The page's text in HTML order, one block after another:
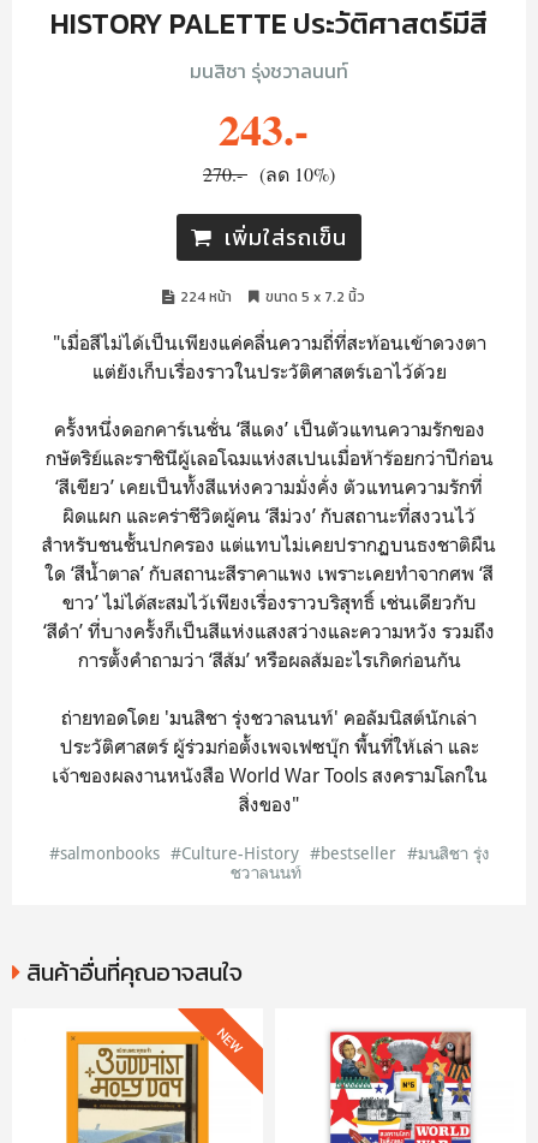
HISTORY PALETTE ประวัติศาสตร์มีสี
มนสิชา รุ่งชวาลนนท์
243.-
270.- (ลด 10%)
เพิ่มใส่รถเข็น
224 หน้า ขนาด 5 x 7.2 นิ้ว
"เมื่อสีไม่ได้เป็นเพียงแค่คลื่นความถี่ที่สะท้อนเข้าดวงตา
แต่ยังเก็บเรื่องราวในประวัติศาสตร์เอาไว้ด้วย
ครั้งหนึ่งดอกคาร์เนชั่น ‘สีแดง’ เป็นตัวแทนความรักของ
กษัตริย์และราชินีผู้เลอโฉมแห่งสเปนเมื่อห้าร้อยกว่าปีก่อน
‘สีเขียว’ เคยเป็นทั้งสีแห่งความมั่งคั่ง ตัวแทนความรักที่
ผิดแผก และคร่าชีวิตผู้คน ‘สีม่วง’ กับสถานะที่สงวนไว้
สำหรับชนชั้นปกครอง แต่แทบไม่เคยปรากฏบนธงชาติผืน
ใด ‘สีน้ำตาล’ กับสถานะสีราคาแพง เพราะเคยทำจากศพ ‘สี
ขาว’ ไม่ได้สะสมไว้เพียงเรื่องราวบริสุทธิ์ เช่นเดียวกับ
‘สีดำ’ ที่บางครั้งก็เป็นสีแห่งแสงสว่างและความหวัง รวมถึง
การตั้งคำถามว่า ‘สีส้ม’ หรือผลส้มอะไรเกิดก่อนกัน
ถ่ายทอดโดย 'มนสิชา รุ่งชวาลนนท์' คอลัมนิสต์นักเล่า
ประวัติศาสตร์ ผู้ร่วมก่อตั้งเพจเฟซบุ๊ก พื้นที่ให้เล่า และ
เจ้าของผลงานหนังสือ World War Tools สงครามโลกใน
สิ่งของ"
#salmonbooks #Culture-History #bestseller #มนสิชา รุ่ง
ชวาลนนท์
สินค้าอื่นที่คุณอาจสนใจ
NEW